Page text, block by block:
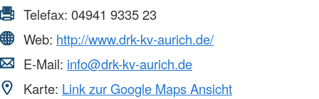
Telefax: 04941 9335 23
Web: http://www.drk-kv-aurich.de/
E-Mail: info@drk-kv-aurich.de
Karte: Link zur Google Maps Ansicht